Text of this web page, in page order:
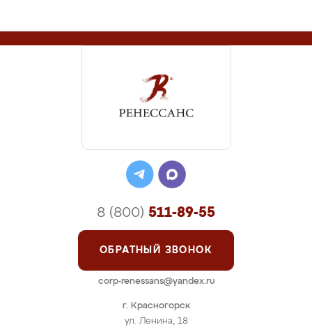
г. Красногорск
ул. Ленина, 18
8 (800) 511-89-55
ОБРАТНЫЙ ЗВОНОК
corp-renessans@yandex.ru